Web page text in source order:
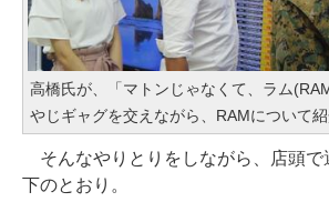
高橋氏が、「マトンじゃなくて、ラム
やじギャグを交えながら、RAMについて
そんなやりとりをしながら、店頭で
下のとおり。